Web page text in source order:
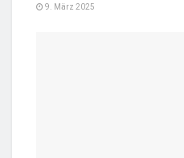
9. März 2025